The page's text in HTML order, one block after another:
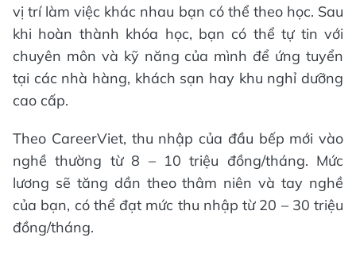
vị trí làm việc khác nhau bạn có thể theo học. Sau
khi hoàn thành khóa học, bạn có thể tự tin với
chuyên môn và kỹ năng của mình để ứng tuyển
tại các nhà hàng, khách sạn hay khu nghỉ dưỡng
cao cấp.
Theo CareerViet, thu nhập của đầu bếp mới vào
nghề thường từ 8 – 10 triệu đồng/tháng. Mức
lương sẽ tăng dần theo thâm niên và tay nghề
của bạn, có thể đạt mức thu nhập từ 20 – 30 triệu
đồng/tháng.